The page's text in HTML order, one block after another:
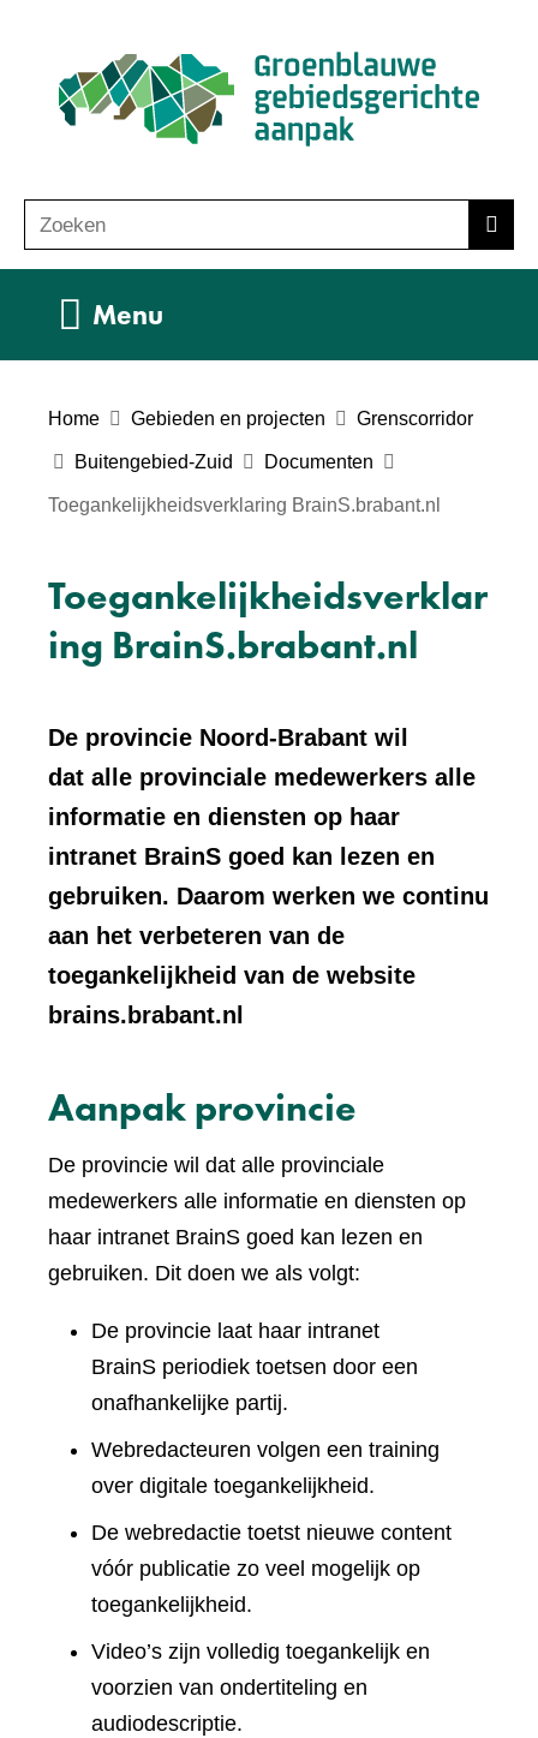
naar
de
inhoud
o
e
Zoeken
Menu
Home Gebieden en projecten Grenscorridor
Buitengebied-Zuid Documenten
Toegankelijkheidsverklaring BrainS.brabant.nl
Toegankelijkheidsverklar
ing BrainS.brabant.nl
De provincie Noord-Brabant wil
dat alle provinciale medewerkers alle
informatie en diensten op haar
intranet BrainS goed kan lezen en
gebruiken. Daarom werken we continu
aan het verbeteren van de
toegankelijkheid van de website
brains.brabant.nl
Aanpak provincie
De provincie wil dat alle provinciale
medewerkers alle informatie en diensten op
haar intranet BrainS goed kan lezen en
gebruiken. Dit doen we als volgt:
De provincie laat haar intranet
BrainS periodiek toetsen door een
onafhankelijke partij.
Webredacteuren volgen een training
over digitale toegankelijkheid.
De webredactie toetst nieuwe content
vóór publicatie zo veel mogelijk op
toegankelijkheid.
Video’s zijn volledig toegankelijk en
voorzien van ondertiteling en
audiodescriptie.